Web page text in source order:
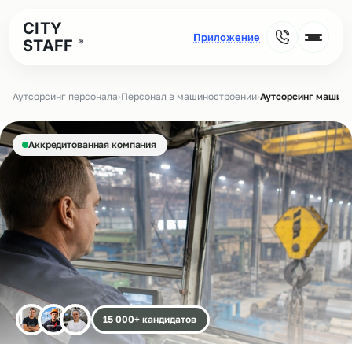
CITY
STAFF
®
Аутсорсинг персонала›Персонал в машиностроении›Аутсорсинг
Аккредитованная компания
15 000+ кандидатов